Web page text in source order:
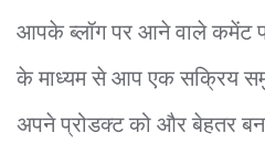
आपके ब्लॉग पर आने वाले कमेंट
के माध्यम से आप एक सक्रिय
अपने प्रोडक्ट को और बेहतर